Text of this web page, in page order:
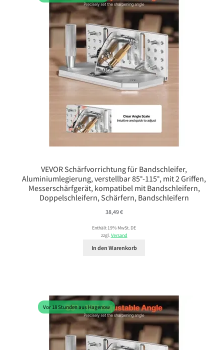
VEVOR Schärfvorrichtung für Bandschleifer,
Aluminiumlegierung, verstellbar 85°-115°, mit 2 Griffen,
Messerschärfgerät, kompatibel mit Bandschleifern,
Doppelschleifern, Schärfern, Bandschleifern
38,49€
Enthält 19% MwSt. DE
zzgl.Versand
In den Warenkorb
Vor 18 Stunden aus Hagenow